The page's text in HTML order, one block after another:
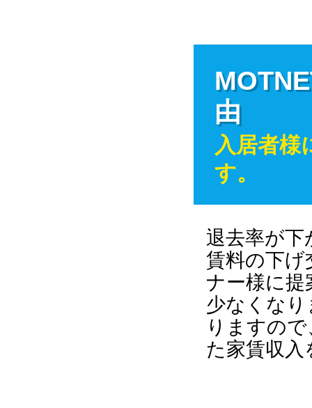
由
入居者様
す。
退去率が
賃料の下げ
ナー様に提
少なくな
りますの
た家賃収入